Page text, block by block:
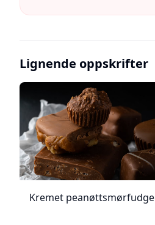
Lignende oppskrifter
Kremet peanøttsmørfudge